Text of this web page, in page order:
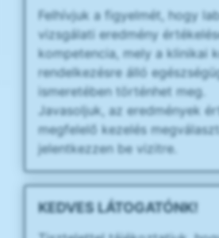
Felhívjuk a figyelmét, hogy
vizsgálati eredmény
kompetencia, mely a klinikai
rendelkezésre álló
ismeretében történhet meg.
Javasoljuk, az eredmények
megfelelő kezelés
jelentkezzen be vizitre.
KEDVES LÁTOGATÓNK!